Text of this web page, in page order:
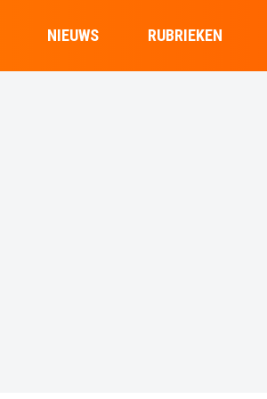
NIEUWS RUBRIEKEN